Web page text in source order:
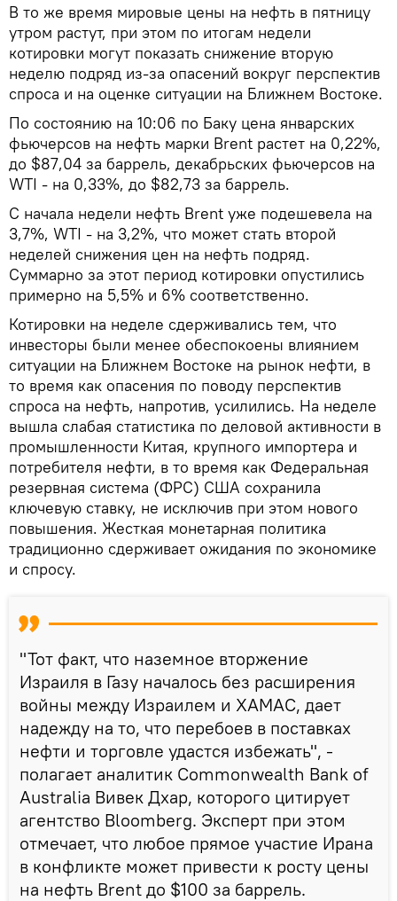
В то же время мировые цены на нефть в пятницу
утром растут, при этом по итогам недели
котировки могут показать снижение вторую
неделю подряд из-за опасений вокруг перспектив
спроса и на оценке ситуации на Ближнем Востоке.
По состоянию на 10:06 по Баку цена январских
фьючерсов на нефть марки Brent растет на 0,22%,
до $87,04 за баррель, декабрьских фьючерсов на
WTI - на 0,33%, до $82,73 за баррель.
С начала недели нефть Brent уже подешевела на
3,7%, WTI - на 3,2%, что может стать второй
неделей снижения цен на нефть подряд.
Суммарно за этот период котировки опустились
примерно на 5,5% и 6% соответственно.
Котировки на неделе сдерживались тем, что
инвесторы были менее обеспокоены влиянием
ситуации на Ближнем Востоке на рынок нефти, в
то время как опасения по поводу перспектив
спроса на нефть, напротив, усилились. На неделе
вышла слабая статистика по деловой активности в
промышленности Китая, крупного импортера и
потребителя нефти, в то время как Федеральная
резервная система (ФРС) США сохранила
ключевую ставку, не исключив при этом нового
повышения. Жесткая монетарная политика
традиционно сдерживает ожидания по экономике
и спросу.
"Тот факт, что наземное вторжение
Израиля в Газу началось без расширения
войны между Израилем и ХАМАС, дает
надежду на то, что перебоев в поставках
нефти и торговле удастся избежать", -
полагает аналитик Commonwealth Bank of
Australia Вивек Дхар, которого цитирует
агентство Bloomberg. Эксперт при этом
отмечает, что любое прямое участие Ирана
в конфликте может привести к росту цены
на нефть Brent до $100 за баррель.